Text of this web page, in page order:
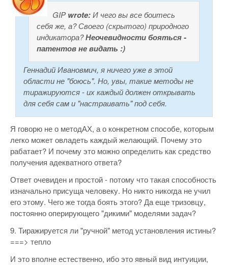
GIPwrote:И чего вы все боитесь
себя же, а? Своего (скрытого) природного
индикатора?Неочевидности бояться -
патентов не видать :)
Геннадий Ивановмич, я ничего уже в этой
области не "боюсь". Но, увы, такие методы не
тиражируются - их каждый должен открывать
для себя сам и "настраивать" под себя.
Я говорю не о методАХ, а о конкретном способе, которым
легко может овладеть каждый желающий. Почему это
рабатает? И почему это можно определить как средство
получения адекватного ответа?
Ответ очевиден и простой - потому что такая способность
изначально присуща человеку. Но никто никогда не учил
его этому. Чего же тогда боять этого? Да еще тризовцу,
постоянно оперирующего "дикими" моделями задач?
9. Тиражируется ли "ручной" метод установления истины?
===> тепло
И это вполне естественно, ибо это явный вид интуиции,